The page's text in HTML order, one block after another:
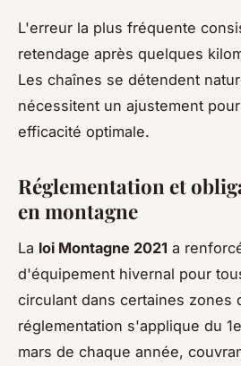
L'erreur la plus fréquente
retendage après quelques
Les chaînes se détendent
nécessitent un ajustement
efficacité optimale.
Réglementation et
en montagne
La loi Montagne 2021 a
d'équipement hivernal pour
circulant dans certaines zones
réglementation s'applique du
mars de chaque année,